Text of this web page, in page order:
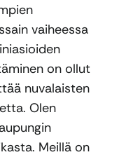
vaiheessa
on ollut
nuvalaisten
Olen
Meillä on